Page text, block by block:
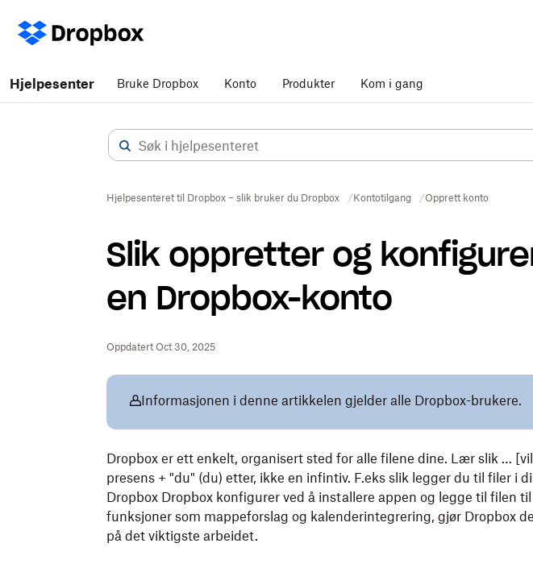
Hjelpesenter Bruke Dropbox Konto Produkter Kom i gang
Hjelpesenteret til Dropbox – slik bruker du Dropbox Kontotilgang Opprett konto
Slik oppretter og
en Dropbox-konto
Oppdatert Oct 30, 2025
Informasjonen i denne artikkelen gjelder alle Dropbox-brukere.
Dropbox er ett enkelt, organisert sted for alle filene dine. Lær slik …
presens + "du" (du) etter, ikke en infintiv. F.eks slik legger du til filer i
Dropbox Dropbox konfigurer ved å installere appen og legge til filen
funksjoner som mappeforslag og kalenderintegrering, gjør Dropbox
på det viktigste arbeidet.